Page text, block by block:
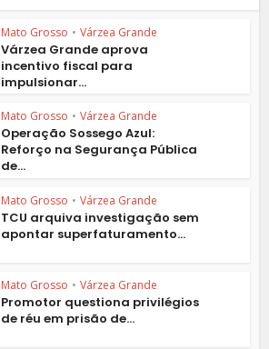
Mato Grosso • Várzea Grande
Várzea Grande aprova
incentivo fiscal para
impulsionar...
Mato Grosso • Várzea Grande
Operação Sossego Azul:
Reforço na Segurança Pública
de...
Mato Grosso • Várzea Grande
TCU arquiva investigação sem
apontar superfaturamento...
Mato Grosso • Várzea Grande
Promotor questiona privilégios
de réu em prisão de...